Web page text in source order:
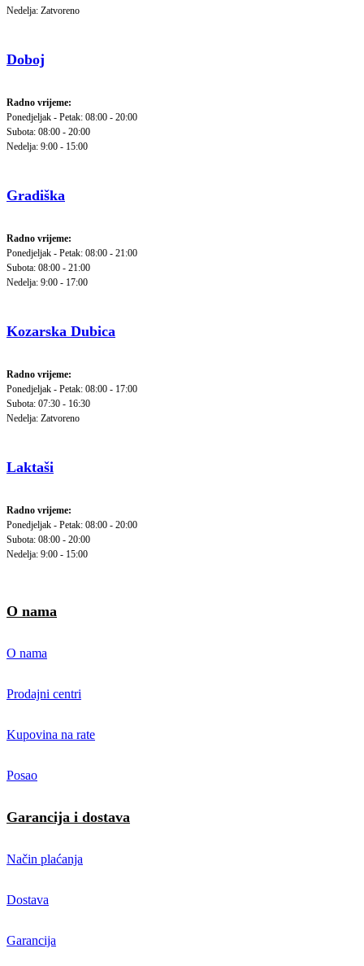
Nedelja: Zatvoreno
Doboj
Radno vrijeme:
Ponedjeljak - Petak: 08:00 - 20:00
Subota: 08:00 - 20:00
Nedelja: 9:00 - 15:00
Gradiška
Radno vrijeme:
Ponedjeljak - Petak: 08:00 - 21:00
Subota: 08:00 - 21:00
Nedelja: 9:00 - 17:00
Kozarska Dubica
Radno vrijeme:
Ponedjeljak - Petak: 08:00 - 17:00
Subota: 07:30 - 16:30
Nedelja: Zatvoreno
Laktaši
Radno vrijeme:
Ponedjeljak - Petak: 08:00 - 20:00
Subota: 08:00 - 20:00
Nedelja: 9:00 - 15:00
O nama
O nama
Prodajni centri
Kupovina na rate
Posao
Garancija i dostava
Način plaćanja
Dostava
Garancija